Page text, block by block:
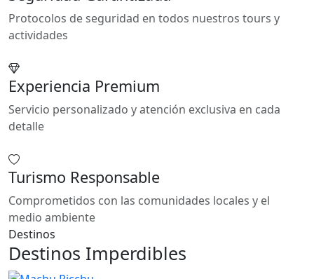
actividades
Experiencia Premium
Servicio personalizado y atención exclusiva en cada
detalle
Turismo Responsable
Comprometidos con las comunidades locales y el
Destinos
Destinos Imperdibles
Machu Picchu